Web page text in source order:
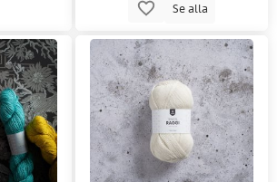
Se alla